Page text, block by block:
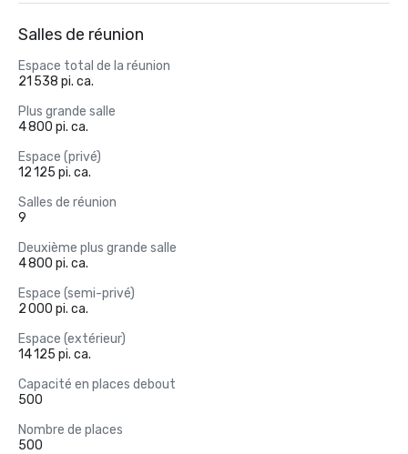
Salles de réunion
Espace total de la réunion
21 538 pi. ca.
Plus grande salle
4 800 pi. ca.
Espace (privé)
12 125 pi. ca.
Salles de réunion
9
Deuxième plus grande salle
4 800 pi. ca.
Espace (semi-privé)
2 000 pi. ca.
Espace (extérieur)
14 125 pi. ca.
Capacité en places debout
500
Nombre de places
500